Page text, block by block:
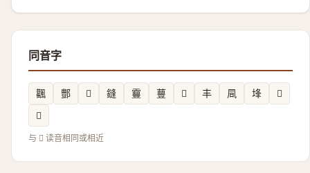
同音字
飌 酆 𲔒 鏠 靊 蘴 𳈷 丰 凬 埄
𢏪
𤧑
与 𮲧 读音相同或相近